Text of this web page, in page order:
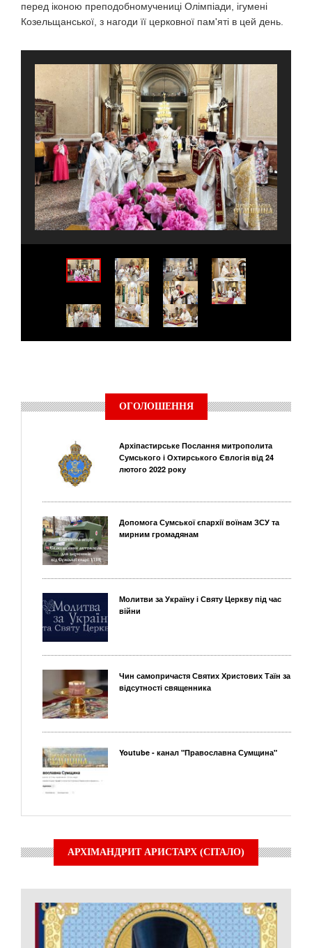
перед іконою преподобномучениці Олімпіади, ігумені
Козельщанської, з нагоди її церковної пам'яті в цей день.
ОГОЛОШЕННЯ
Архіпастирське Послання митрополита
Сумського і Охтирського Євлогія від 24
лютого 2022 року
Допомога Сумської єпархії воїнам ЗСУ та
мирним громадянам
Молитви за Україну і Святу Церкву під час
війни
Чин самопричастя Святих Христових Таїн за
відсутності священника
Youtube - канал "Православна Сумщина"
АРХІМАНДРИТ АРИСТАРХ (СІТАЛО)